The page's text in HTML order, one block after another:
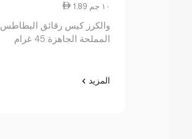
1.89 ١٠ جم
والكرز كيس رقائق البطاطس
المملحة الجاهزة 45 غرام
المزيد